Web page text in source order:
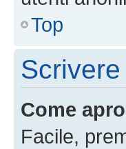
Top
Come
Facile,